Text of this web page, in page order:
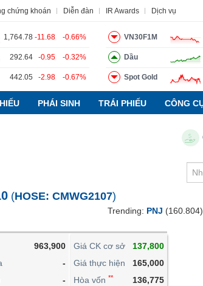
chứng khoán Diễn đàn IR Awards Dịch vụ
1,764.78 -11.68 -0.66%
292.64 -0.95 -0.32%
442.05 -2.98 -0.67%
VN30F1M
Dầu
Spot Gold
PHÁI SINH TRÁI PHIẾU CÔNG
Chỉ
(HOSE: CMWG2107)
963,900
-
-
Giá CK cơ sở
137,800
Giá thực hiện
165,000
Hòa vốn **
136,775
Trending: PNJ
Tin tức Báo cáo phân tích Thuật ngữ
VIETSTOCKFINANCE
PHÁI SINH
TRÁI PHIẾU
CÔNG CỤ ĐẦU TƯ